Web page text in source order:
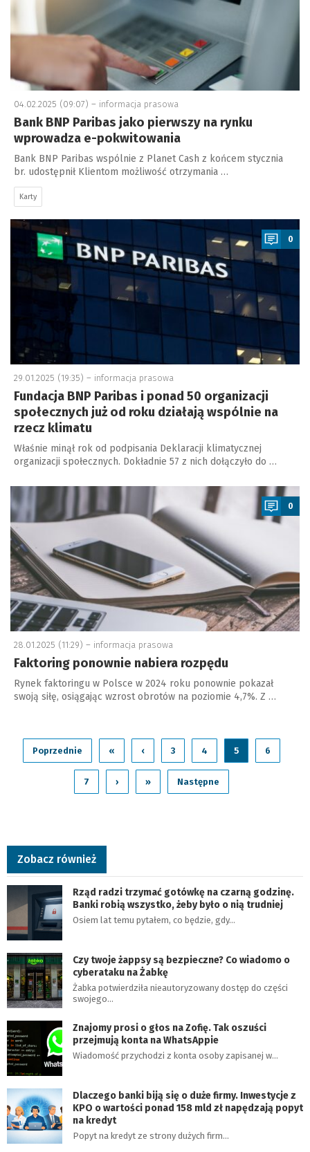
04.02.2025 (09:07) – informacja prasowa
Bank BNP Paribas jako pierwszy na rynku
wprowadza e-pokwitowania
Bank BNP Paribas wspólnie z Planet Cash z końcem stycznia
br. udostępnił Klientom możliwość otrzymania …
Karty
a
0
29.01.2025 (19:35) – informacja prasowa
Fundacja BNP Paribas i ponad 50 organizacji
społecznych już od roku działają wspólnie na
rzecz klimatu
Właśnie minął rok od podpisania Deklaracji klimatycznej
organizacji społecznych. Dokładnie 57 z nich dołączyło do …
a
0
28.01.2025 (11:29) – informacja prasowa
Faktoring ponownie nabiera rozpędu
Rynek faktoringu w Polsce w 2024 roku ponownie pokazał
swoją siłę, osiągając wzrost obrotów na poziomie 4,7%. Z …
Poprzednie « ‹ 3 4 5 6
7 › » Następne
Zobacz również
Rząd radzi trzymać gotówkę na czarną godzinę.
Banki robią wszystko, żeby było o nią trudniej
Osiem lat temu pytałem, co będzie, gdy…
Czy twoje żappsy są bezpieczne? Co wiadomo o
cyberataku na Żabkę
Żabka potwierdziła nieautoryzowany dostęp do części
swojego…
Znajomy prosi o głos na Zofię. Tak oszuści
przejmują konta na WhatsAppie
Wiadomość przychodzi z konta osoby zapisanej w…
Dlaczego banki biją się o duże firmy. Inwestycje z
KPO o wartości ponad 158 mld zł napędzają popyt
na kredyt
Popyt na kredyt ze strony dużych firm…